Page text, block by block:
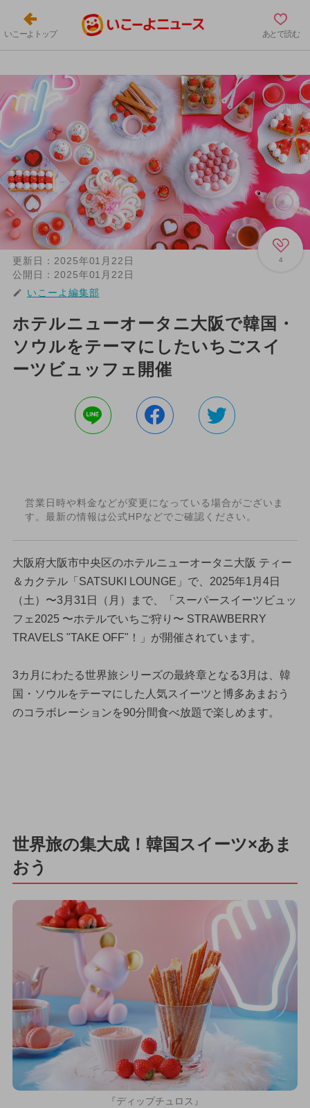
いこーよトップ あとで読む
4
更新日： 2025年01月22日
公開日： 2025年01月22日
いこーよ編集部
ホテルニューオータニ大阪で韓国・
ソウルをテーマにしたいちごスイ
ーツビュッフェ開催
営業日時や料金などが変更になっている場合がございま
す。最新の情報は公式HPなどでご確認ください。
大阪府大阪市中央区のホテルニューオータニ大阪 ティー
＆カクテル「SATSUKI LOUNGE」で、2025年1月4日
（土）〜3月31日（月）まで、「スーパースイーツビュッ
フェ2025 〜ホテルでいちご狩り〜 STRAWBERRY
TRAVELS "TAKE OFF"！」が開催されています。
3カ月にわたる世界旅シリーズの最終章となる3月は、韓
国・ソウルをテーマにした人気スイーツと博多あまおう
のコラボレーションを90分間食べ放題で楽しめます。
世界旅の集大成！韓国スイーツ×あま
おう
『ディップチュロス』